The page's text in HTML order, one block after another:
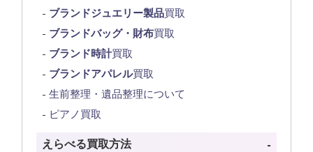
ブランドジュエリー製品買取
ブランドバッグ・財布買取
ブランド時計買取
ブランドアパレル買取
生前整理・遺品整理について
ピアノ買取
えらべる買取方法